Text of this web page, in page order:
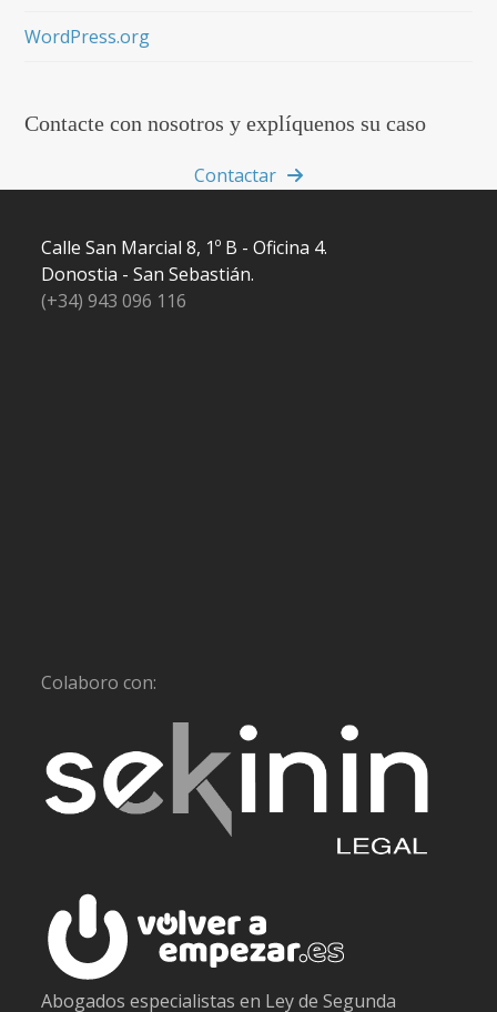
WordPress.org
Contacte con nosotros y explíquenos su caso
Contactar
Calle San Marcial 8, 1º B - Oficina 4.
Donostia - San Sebastián.
(+34) 943 096 116
Colaboro con:
Abogados especialistas en Ley de Segunda